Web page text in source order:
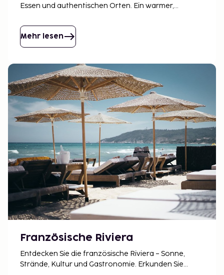
Essen und authentischen Orten. Ein warmer,
Mehr lesen
Französische Riviera
Entdecken Sie die französische Riviera – Sonne,
Strände, Kultur und Gastronomie. Erkunden Sie